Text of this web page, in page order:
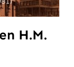
H.M.